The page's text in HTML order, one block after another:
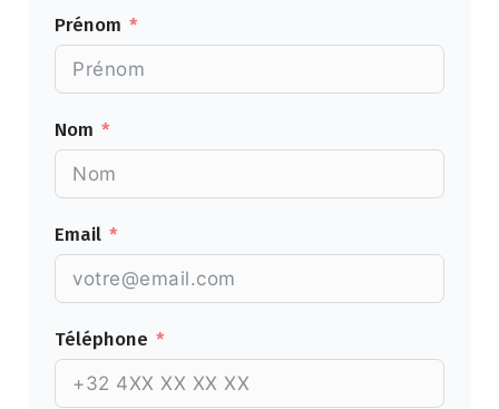
Prénom
Nom
Email
Téléphone